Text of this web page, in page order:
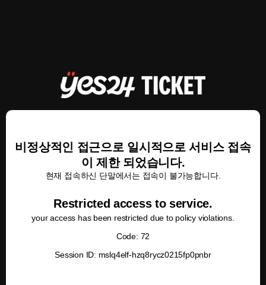
비정상적인 접근으로 일시적으로 서비스 접속
이 제한 되었습니다.
현재 접속하신 단말에서는 접속이 불가능합니다.
Restricted access to service.
your access has been restricted due to policy violations.
Code: 72
Session ID: mslq4elf-hzq8rycz0215fp0pnbr